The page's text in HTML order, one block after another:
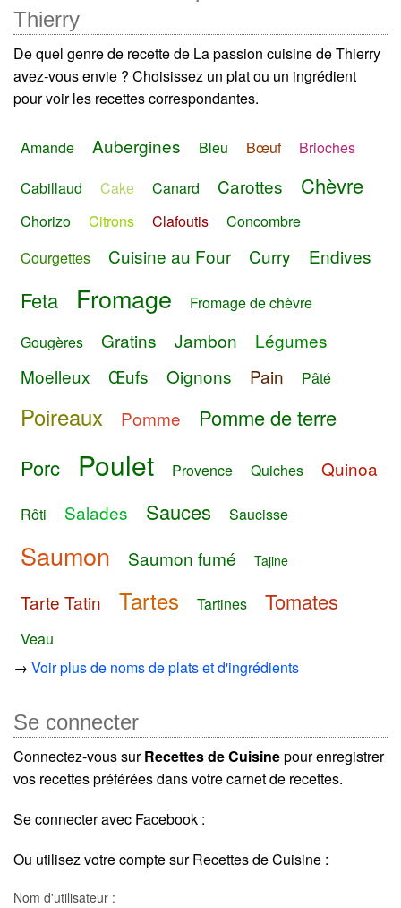
Thierry
De quel genre de recette de La passion cuisine de Thierry
avez-vous envie ? Choisissez un plat ou un ingrédient
pour voir les recettes correspondantes.
Amande Aubergines Bleu Bœuf
Brioches
Cabillaud
Cake Canard Carottes Chèvre
Chorizo Citrons Clafoutis
Concombre
Courgettes
Cuisine au Four Curry Endives
Feta Fromage
Fromage de chèvre
Gougères
Gratins Jambon
Légumes
Moelleux
Œufs Oignons Pain Pâté
Poireaux Pomme
Pomme de terre
Porc
Poulet Provence Quiches Quinoa
Rôti Salades Sauces Saucisse
Saumon Saumon fumé Tajine
Tarte Tatin Tartes Tartines Tomates
Veau
→ Voir plus de noms de plats et d'ingrédients
Se connecter
Connectez-vous surRecettes de Cuisinepour enregistrer
vos recettes préférées dans votre carnet de recettes.
Se connecter avec Facebook :
Ou utilisez votre compte sur Recettes de Cuisine :
Nom d'utilisateur :